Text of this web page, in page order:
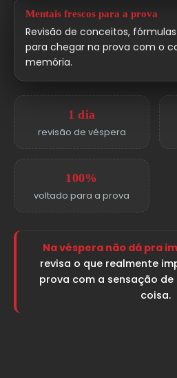
Mentais frescos para a prova
Revisão de conceitos,
para chegar na prova com o
memória.
1 dia
revisão de véspera
100%
voltado para a prova
Na véspera não dá pra
revisa o que realmente
prova com a sensação
coisa.